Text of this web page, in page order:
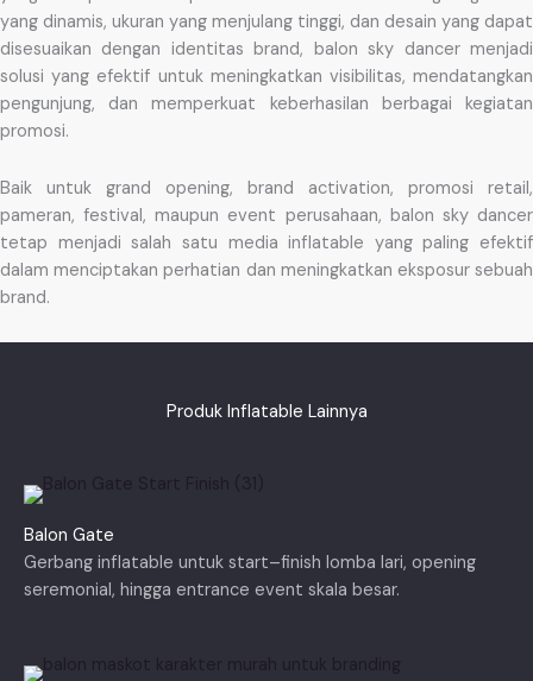
yang dinamis, ukuran yang menjulang tinggi, dan desain yang dapat
disesuaikan dengan identitas brand, balon sky dancer menjadi
solusi yang efektif untuk meningkatkan visibilitas, mendatangkan
pengunjung, dan memperkuat keberhasilan berbagai kegiatan
promosi.
Baik untuk grand opening, brand activation, promosi retail,
pameran, festival, maupun event perusahaan, balon sky dancer
tetap menjadi salah satu media inflatable yang paling efektif
dalam menciptakan perhatian dan meningkatkan eksposur sebuah
brand.
Produk Inflatable Lainnya
Balon Gate
Gerbang inflatable untuk start–finish lomba lari, opening
seremonial, hingga entrance event skala besar.